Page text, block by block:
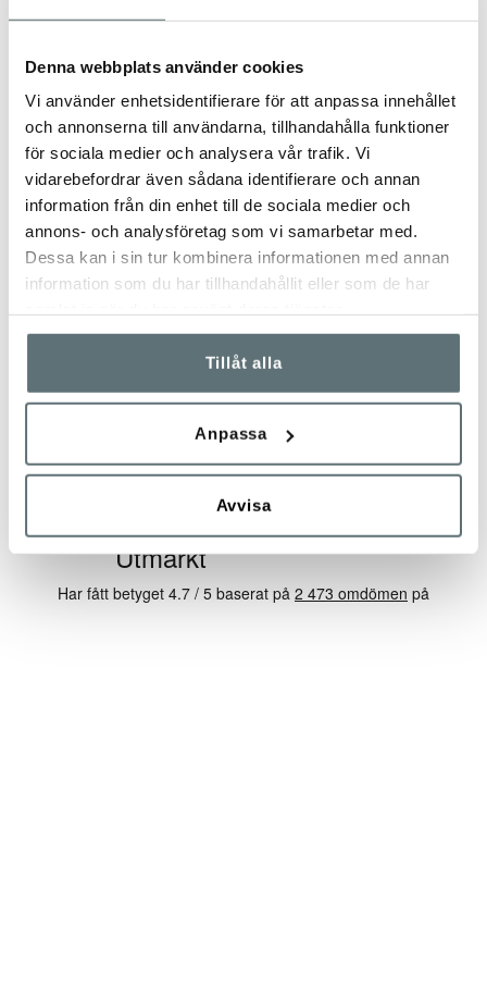
Denna webbplats använder cookies
Vi använder enhetsidentifierare för att anpassa innehållet
och annonserna till användarna, tillhandahålla funktioner
för sociala medier och analysera vår trafik. Vi
vidarebefordrar även sådana identifierare och annan
information från din enhet till de sociala medier och
annons- och analysföretag som vi samarbetar med.
Dessa kan i sin tur kombinera informationen med annan
information som du har tillhandahållit eller som de har
Tillåt alla
Anpassa
Avvisa
MEINDL
KAMPFSTIEFEL LEICHT
MEINDL
KAMPFSCHUH